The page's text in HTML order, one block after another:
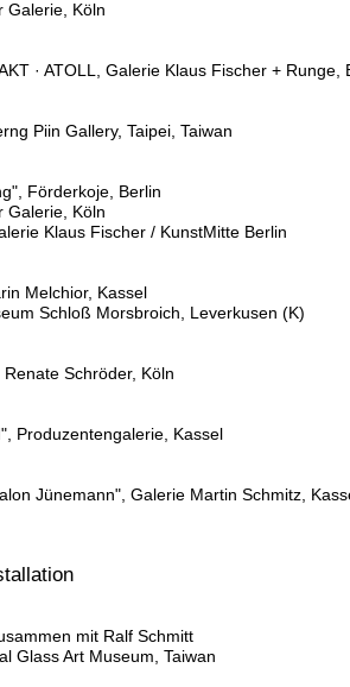
Galerie, Köln
· ATOLL, Galerie Klaus Fischer + Runge,
Piin Gallery, Taipei, Taiwan
Förderkoje, Berlin
Galerie, Köln
Klaus Fischer / KunstMitte Berlin
Melchior, Kassel
Schloß Morsbroich, Leverkusen (K)
Schröder, Köln
Produzentengalerie, Kassel
Jünemann", Galerie Martin Schmitz,
mit Ralf Schmitt
Glass Art Museum, Taiwan